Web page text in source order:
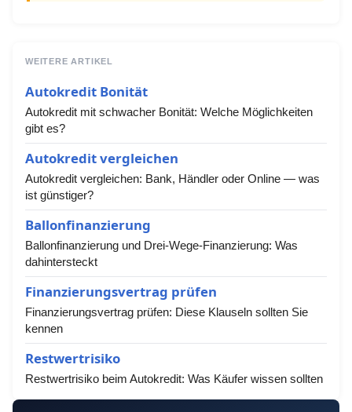
WEITERE ARTIKEL
Autokredit Bonität
Autokredit mit schwacher Bonität: Welche Möglichkeiten
gibt es?
Autokredit vergleichen
Autokredit vergleichen: Bank, Händler oder Online — was
ist günstiger?
Ballonfinanzierung
Ballonfinanzierung und Drei-Wege-Finanzierung: Was
dahintersteckt
Finanzierungsvertrag prüfen
Finanzierungsvertrag prüfen: Diese Klauseln sollten Sie
kennen
Restwertrisiko
Restwertrisiko beim Autokredit: Was Käufer wissen sollten